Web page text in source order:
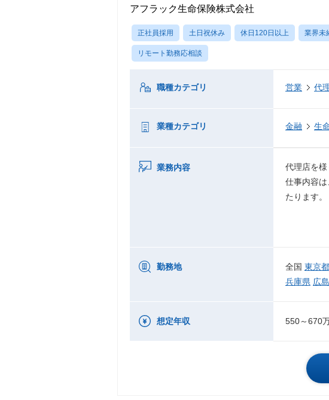
アフラック生命保険株式会社
正社員採用 土日祝休み 休日120日以上 業界未
リモート勤務応相談
職種カテゴリ 営業 代
業種カテゴリ 金融 生
業務内容
代理店を様
仕事内容
たります。
勤務地 全国 東京都
兵庫県 広
想定年収 550～670